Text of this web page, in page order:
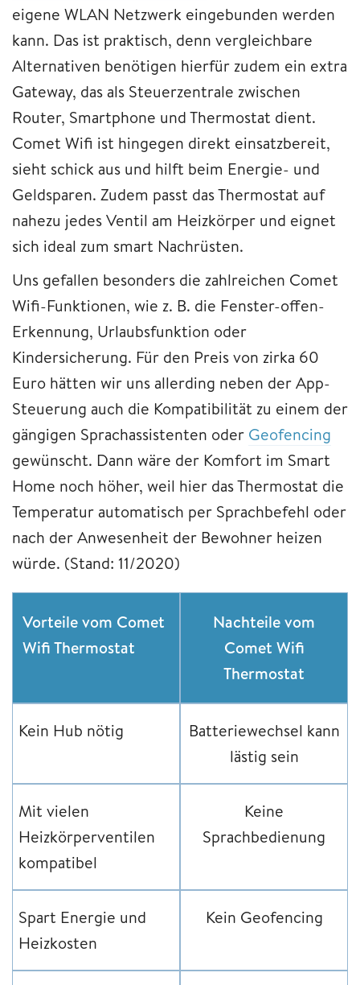
eigene WLAN Netzwerk eingebunden werden
kann. Das ist praktisch, denn vergleichbare
Alternativen benötigen hierfür zudem ein extra
Gateway, das als Steuerzentrale zwischen
Router, Smartphone und Thermostat dient.
Comet Wifi ist hingegen direkt einsatzbereit,
sieht schick aus und hilft beim Energie- und
Geldsparen. Zudem passt das Thermostat auf
nahezu jedes Ventil am Heizkörper und eignet
sich ideal zum smart Nachrüsten.
Uns gefallen besonders die zahlreichen Comet
Wifi-Funktionen, wie z. B. die Fenster-offen-
Erkennung, Urlaubsfunktion oder
Kindersicherung. Für den Preis von zirka 60
Euro hätten wir uns allerding neben der App-
Steuerung auch die Kompatibilität zu einem der
gängigen Sprachassistenten oder Geofencing
gewünscht. Dann wäre der Komfort im Smart
Home noch höher, weil hier das Thermostat die
Temperatur automatisch per Sprachbefehl oder
nach der Anwesenheit der Bewohner heizen
würde. (Stand: 11/2020)
Vorteile vom Comet
Wifi Thermostat
Nachteile vom
Comet Wifi
Thermostat
Kein Hub nötig
Batteriewechsel kann
lästig sein
Mit vielen
Heizkörperventilen
kompatibel
Keine
Sprachbedienung
Spart Energie und
Heizkosten
Kein Geofencing